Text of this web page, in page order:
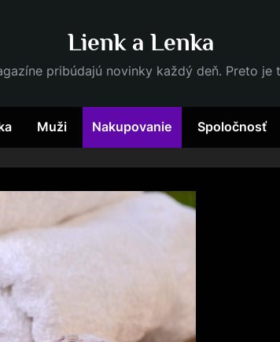
Lienk a Lenka
pribúdajú novinky každý deň. Preto
Muži Nakupovanie Spoločnosť